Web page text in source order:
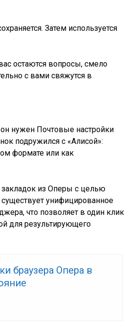
Затем используется
остаются вопросы, смело
с вами свяжутся в
нужен Почтовые настройки
подружился с «Алисой»:
формате или как
закладок из Оперы с целью
существует унифицированное
что позволяет в один клик
для результирующего
браузера Опера в